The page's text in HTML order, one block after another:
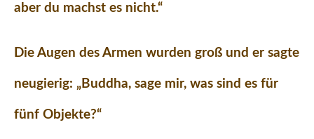
aber du machst es nicht.“
Die Augen des Armen wurden groß und er sagte
neugierig: „Buddha, sage mir, was sind es für
fünf Objekte?“